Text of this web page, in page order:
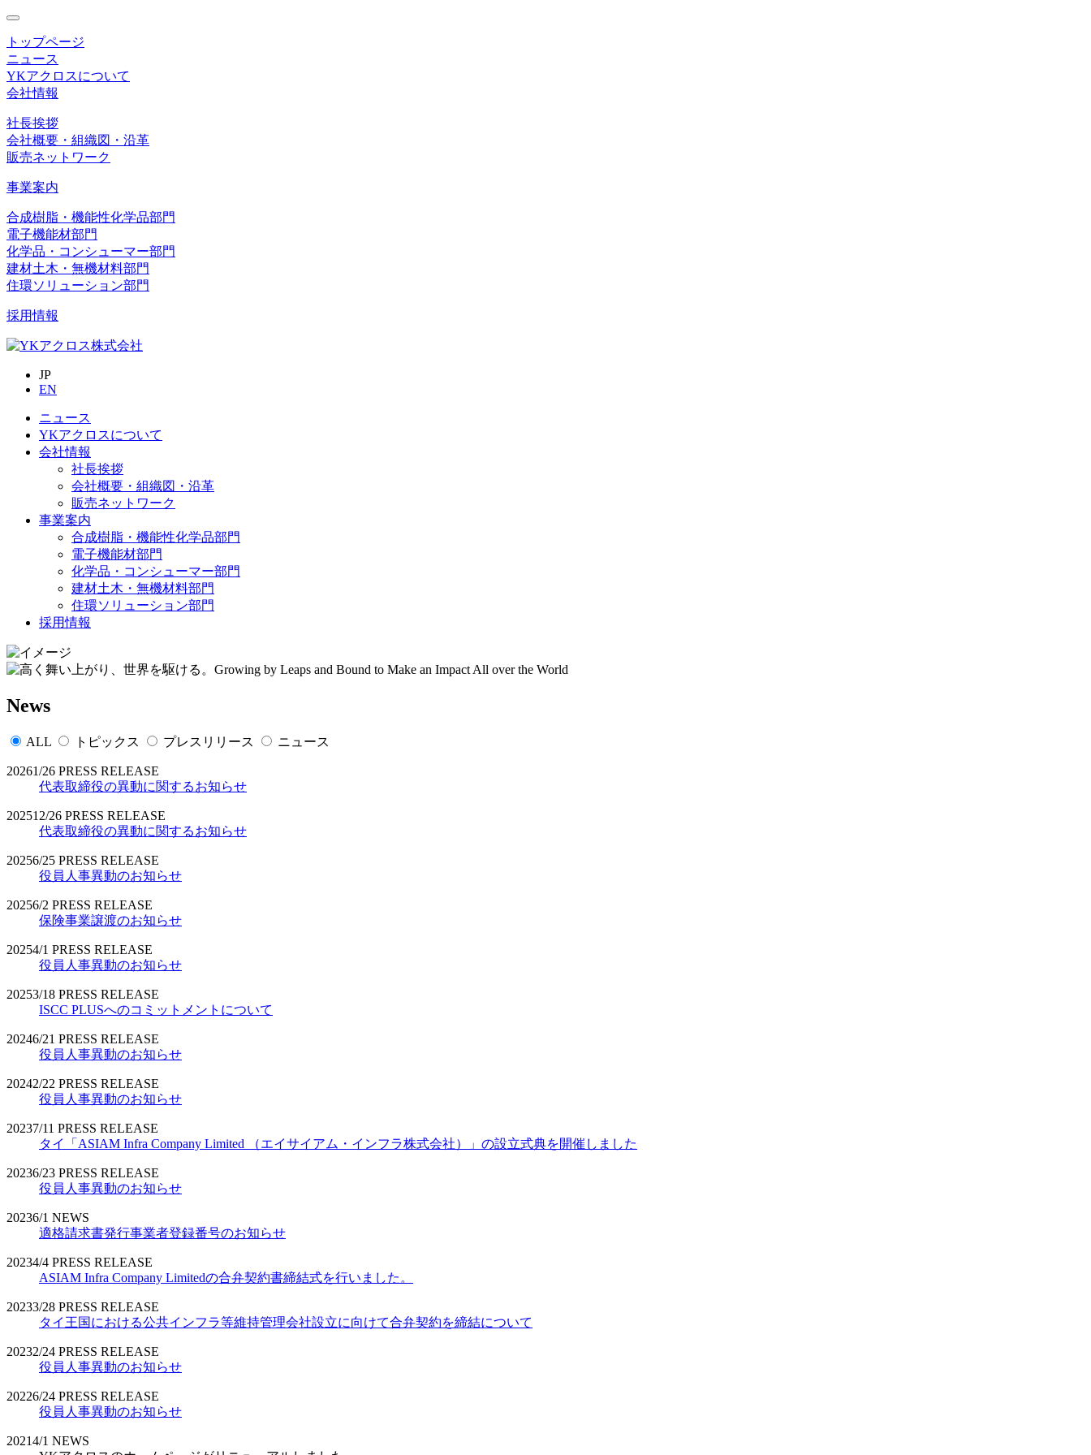
toggle
navigation
トップページ
ニュース
YKアクロスについて
会社情報
社長挨拶
会社概要・組織図・沿革
販売ネットワーク
事業案内
合成樹脂・機能性化学品部門
電子機能材部門
化学品・コンシューマー部門
建材土木・無機材料部門
住環ソリューション部門
採用情報
JP
EN
ニュース
YKアクロスについて
会社情報
社長挨拶
会社概要・組織図・沿革
販売ネットワーク
事業案内
合成樹脂・機能性化学品部門
電子機能材部門
化学品・コンシューマー部門
建材土木・無機材料部門
住環ソリューション部門
採用情報
News
ALL トピックス プレスリリース ニュース
20261/26 PRESS RELEASE
代表取締役の異動に関するお知らせ
202512/26 PRESS RELEASE
代表取締役の異動に関するお知らせ
20256/25 PRESS RELEASE
役員人事異動のお知らせ
20256/2 PRESS RELEASE
保険事業譲渡のお知らせ
20254/1 PRESS RELEASE
役員人事異動のお知らせ
20253/18 PRESS RELEASE
ISCC PLUSへのコミットメントについて
20246/21 PRESS RELEASE
役員人事異動のお知らせ
20242/22 PRESS RELEASE
役員人事異動のお知らせ
20237/11 PRESS RELEASE
タイ「ASIAM Infra Company Limited （エイサイアム・インフラ株式会社）」の設立式典を開催しました
20236/23 PRESS RELEASE
役員人事異動のお知らせ
20236/1 NEWS
適格請求書発行事業者登録番号のお知らせ
20234/4 PRESS RELEASE
ASIAM Infra Company Limitedの合弁契約書締結式を行いました。
20233/28 PRESS RELEASE
タイ王国における公共インフラ等維持管理会社設立に向けて合弁契約を締結について
20232/24 PRESS RELEASE
役員人事異動のお知らせ
20226/24 PRESS RELEASE
役員人事異動のお知らせ
20214/1 NEWS